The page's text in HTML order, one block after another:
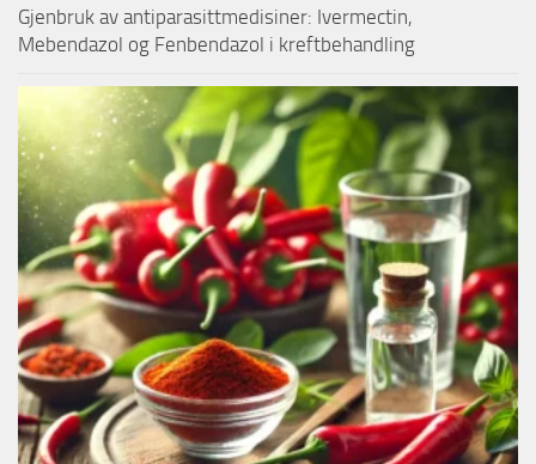
Gjenbruk av antiparasittmedisiner: Ivermectin,
Mebendazol og Fenbendazol i kreftbehandling